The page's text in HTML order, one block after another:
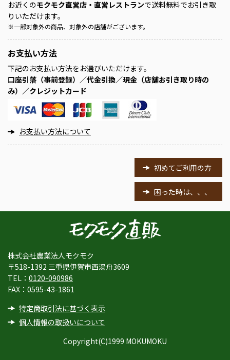
お近くのモクモク直営店・直営レストランで送料無料でお引き取
りいただけます。
※一部対象外の商品、対象外の店舗がございます。
お支払い方法
下記のお支払い方法をお選びいただけます。
口座引落（事前登録）／代金引換／現金（店舗お引き取り時の
み）／クレジットカード
お支払い方法について
初めてご利用の方
困った時は、、、
株式会社農業法人モクモク
〒518-1392 三重県伊賀市西湯舟3609
TEL： 0120-090986
FAX：0595-43-1861
特定商取引法に基づく表示
個人情報の取扱いについて
Copyright(C)1999 MOKUMOKU